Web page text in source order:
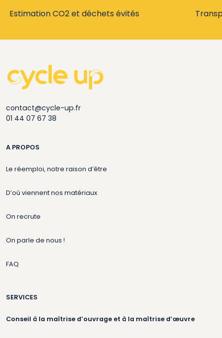
Estimation CO2 et déchets évités
contact@cycle-up.fr
01 44 07 67 38
A PROPOS
Le réemploi, notre raison d’être
D’où viennent nos matériaux
On recrute
On parle de nous !
FAQ
SERVICES
Conseil à la maîtrise d’ouvrage et à la maîtrise d’œuvre